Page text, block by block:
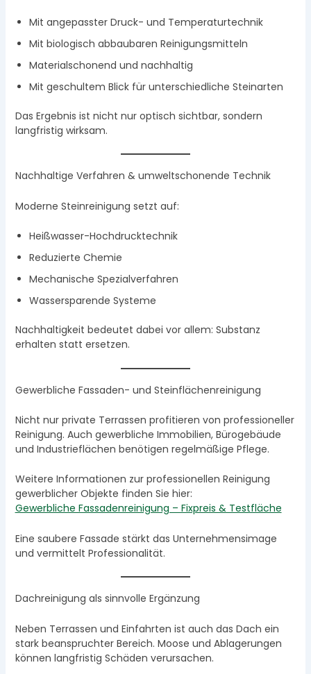
Mit angepasster Druck- und Temperaturtechnik
Mit biologisch abbaubaren Reinigungsmitteln
Materialschonend und nachhaltig
Mit geschultem Blick für unterschiedliche Steinarten
Das Ergebnis ist nicht nur optisch sichtbar, sondern
langfristig wirksam.
Nachhaltige Verfahren & umweltschonende Technik
Moderne Steinreinigung setzt auf:
Heißwasser-Hochdrucktechnik
Reduzierte Chemie
Mechanische Spezialverfahren
Wassersparende Systeme
Nachhaltigkeit bedeutet dabei vor allem: Substanz
erhalten statt ersetzen.
Gewerbliche Fassaden- und Steinflächenreinigung
Nicht nur private Terrassen profitieren von professioneller
Reinigung. Auch gewerbliche Immobilien, Bürogebäude
und Industrieflächen benötigen regelmäßige Pflege.
Weitere Informationen zur professionellen Reinigung
gewerblicher Objekte finden Sie hier:
Gewerbliche Fassadenreinigung – Fixpreis & Testfläche
Eine saubere Fassade stärkt das Unternehmensimage
und vermittelt Professionalität.
Dachreinigung als sinnvolle Ergänzung
Neben Terrassen und Einfahrten ist auch das Dach ein
stark beanspruchter Bereich. Moose und Ablagerungen
können langfristig Schäden verursachen.